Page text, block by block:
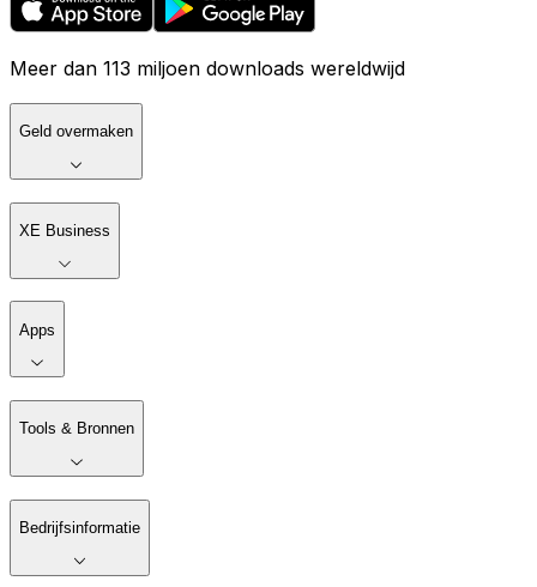
Meer dan 113 miljoen downloads wereldwijd
Geld overmaken
XE Business
Apps
Tools & Bronnen
Bedrijfsinformatie